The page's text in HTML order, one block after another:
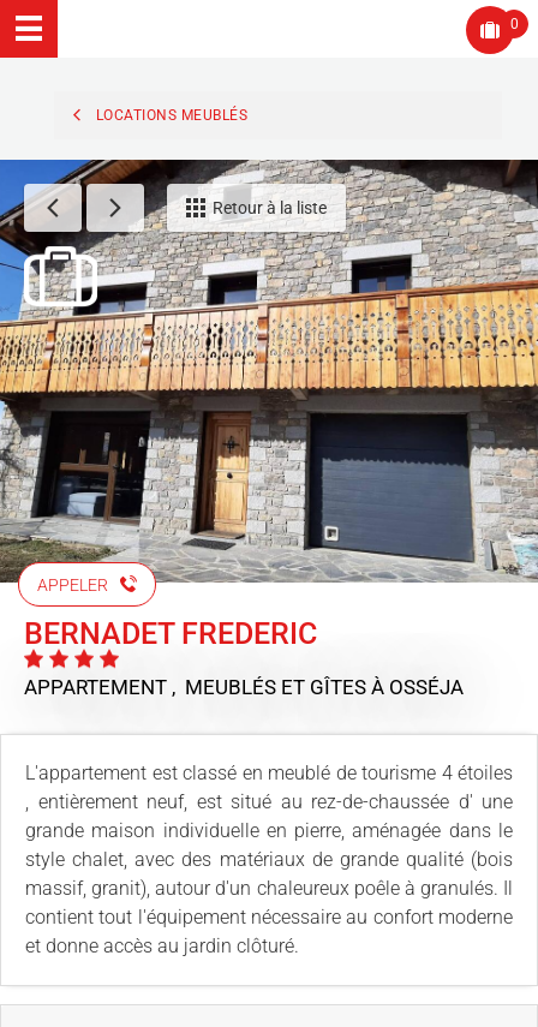
0
LOCATIONS MEUBLÉS
Retour à la liste
APPELER
BERNADET FREDERIC
APPARTEMENT , MEUBLÉS ET GÎTES À OSSÉJA
L'appartement est classé en meublé de tourisme 4 étoiles
, entièrement neuf, est situé au rez-de-chaussée d' une
grande maison individuelle en pierre, aménagée dans le
style chalet, avec des matériaux de grande qualité (bois
massif, granit), autour d'un chaleureux poêle à granulés. Il
contient tout l'équipement nécessaire au confort moderne
et donne accès au jardin clôturé.